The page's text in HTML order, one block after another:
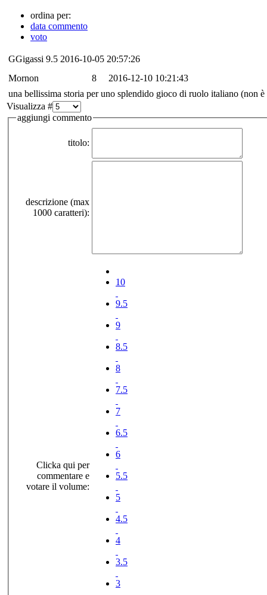
ordina per:
data commento
voto
GGigassi 9.5 2016-10-05 20:57:26
Mornon
8
2016-12-10 10:21:43
una bellissima storia per uno splendido gioco di ruolo italiano (non
Visualizza #
aggiungi commento
titolo:
descrizione (max
1000 caratteri):
Clicka qui per
commentare e
votare il volume:
10
9.5
9
8.5
8
7.5
7
6.5
6
5.5
5
4.5
4
3.5
3